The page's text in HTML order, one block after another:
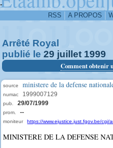
-
RSS A PROPOS
Arrêté Royal
publié le 29 juillet 1999
Comment obtenir
source ministere de la defense
numac 1999007129
pub. 29/07/1999
prom. --
moniteur https://www.ejustice.just.fgov.be/cgi/
MINISTERE DE LA DEFENSE